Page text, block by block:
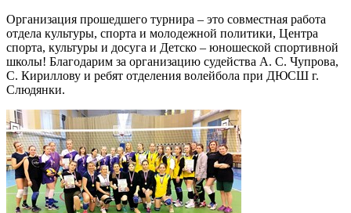
Организация прошедшего турнира – это совместная работа
отдела культуры, спорта и молодежной политики, Центра
спорта, культуры и досуга и Детско – юношеской спортивной
школы! Благодарим за организацию судейства А. С. Чупрова,
С. Кириллову и ребят отделения волейбола при ДЮСШ г.
Слюдянки.